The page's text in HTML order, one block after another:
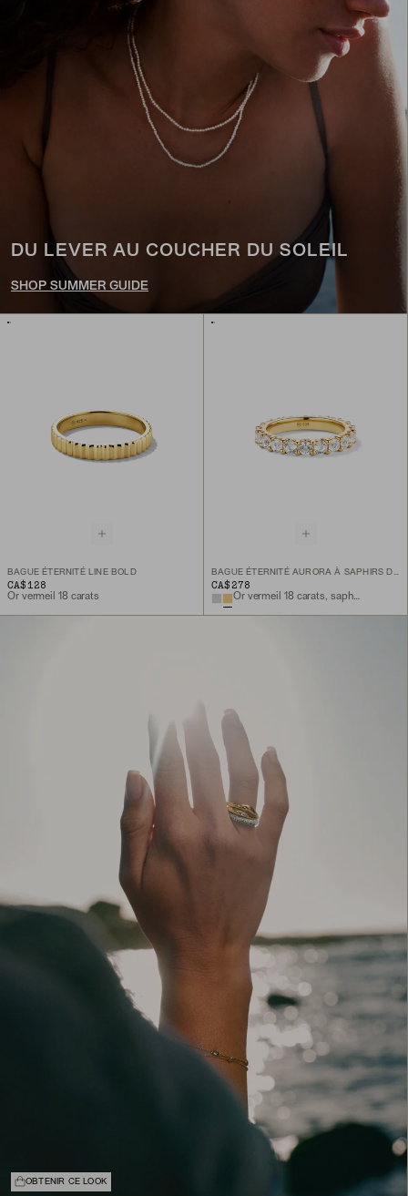
DU LEVER AU COUCHER DU SOLEIL
SHOP SUMMER GUIDE
BAGUE ÉTERNITÉ LINE BOLD
CA$128
Or vermeil 18 carats
BAGUE ÉTERNITÉ AURORA À SAPHIRS DE LABORATOIRE
CA$278
Or vermeil 18 carats, saphir blanc de laboratoire
OBTENIR CE LOOK